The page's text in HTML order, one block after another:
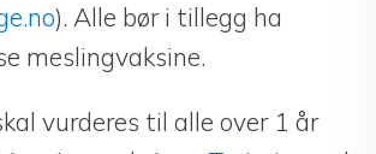
). Alle bør i tillegg ha
meslingvaksine.
vurderes til alle over 1 år